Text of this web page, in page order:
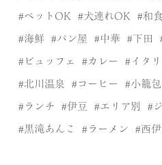
ペットOK 犬連れOK 和
海鮮 パン屋 中華 下田
ビュッフェ カレー イタ
北川温泉 コーヒー 小籠包
ランチ 伊豆 エリア別
黒滝あんこ ラーメン 西